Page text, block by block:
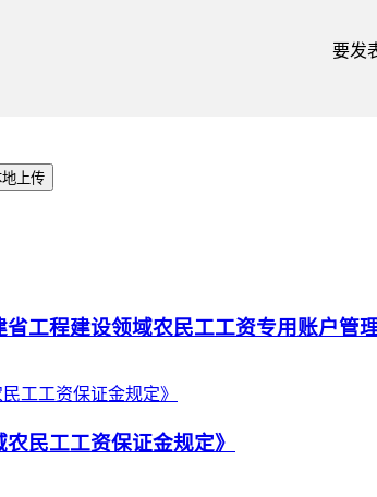
要发
上传
工程建设领域农民工工资专用账户管
民工工资保证金规定》